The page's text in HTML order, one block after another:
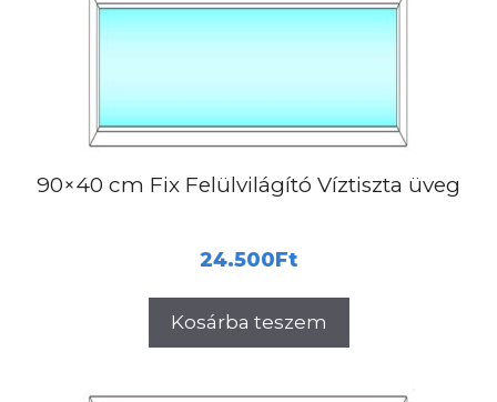
90×40 cm Fix Felülvilágító Víztiszta üveg
24.500Ft
Kosárba teszem